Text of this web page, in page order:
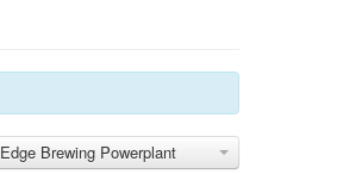
Edge Brewing Powerplant